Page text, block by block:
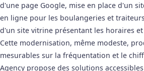
d'une page Google, mise en place d'un
en ligne pour les boulangeries et
d'un site vitrine présentant les horaires
Cette modernisation, même modeste,
mesurables sur la fréquentation et le
Agency propose des solutions